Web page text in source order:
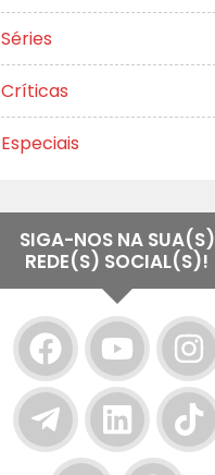
Séries
Críticas
Especiais
SIGA-NOS NA SUA(S)
REDE(S) SOCIAL(S)!